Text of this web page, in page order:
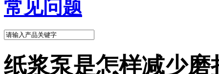
常见问题
纸浆泵是怎样减少磨